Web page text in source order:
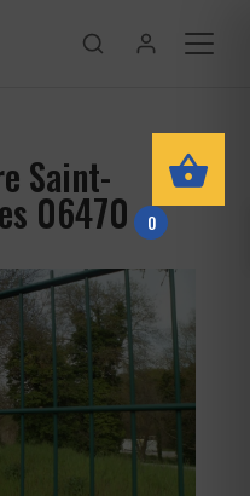
Saint-
06470 0